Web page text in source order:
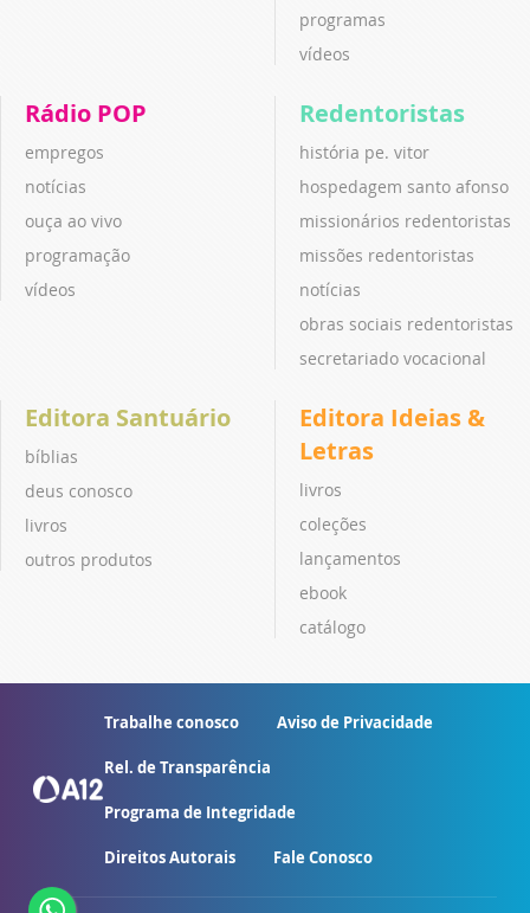
programas
vídeos
Rádio POP
empregos
notícias
ouça ao vivo
programação
vídeos
Redentoristas
história pe. vitor
hospedagem santo afonso
missionários redentoristas
missões redentoristas
notícias
obras sociais redentoristas
secretariado vocacional
Editora Santuário
bíblias
deus conosco
livros
outros produtos
Editora Ideias &
Letras
livros
coleções
lançamentos
ebook
catálogo
Trabalhe conosco Aviso de Privacidade
Rel. de Transparência
Programa de Integridade
Direitos Autorais Fale Conosco